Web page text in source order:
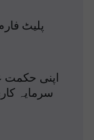
پلیٹ
اپنی حکمت
سرمایہ